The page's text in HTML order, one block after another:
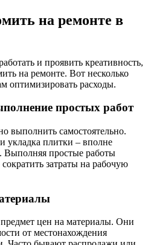
на ремонте в
и проявить креативность,
на ремонте. Вот несколько
оптимизировать расходы.
простых работ
выполнить самостоятельно.
укладка плитки – вполне
Выполняя простые работы
затраты на рабочую
цен на материалы. Они
от местонахождения